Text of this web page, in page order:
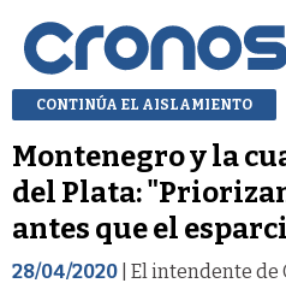
CONTINÚA EL AISLAMIENTO
Montenegro y la
del Plata:
antes que el
28/04/2020 | El intendente